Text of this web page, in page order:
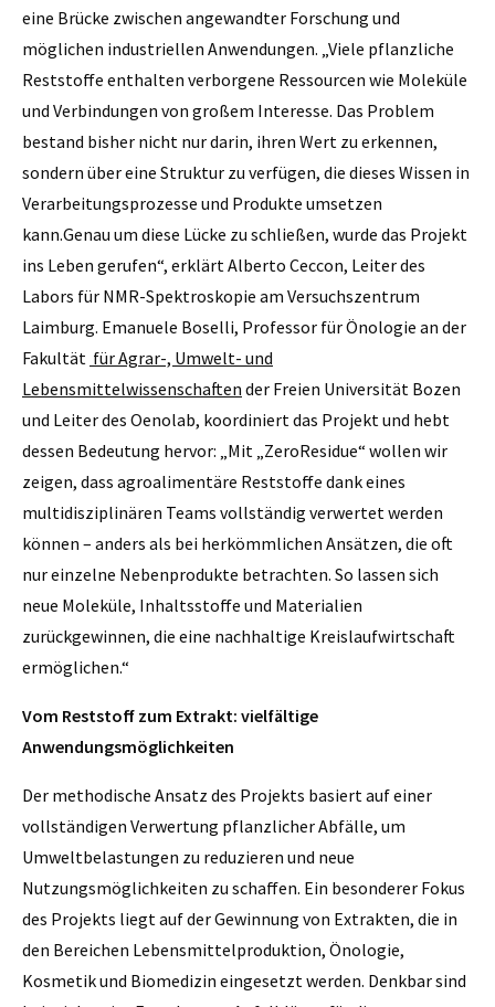
eine Brücke zwischen angewandter Forschung und
möglichen industriellen Anwendungen. „Viele pflanzliche
Reststoffe enthalten verborgene Ressourcen wie Moleküle
und Verbindungen von großem Interesse. Das Problem
bestand bisher nicht nur darin, ihren Wert zu erkennen,
sondern über eine Struktur zu verfügen, die dieses Wissen in
Verarbeitungsprozesse und Produkte umsetzen
kann.Genau um diese Lücke zu schließen, wurde das Projekt
ins Leben gerufen“, erklärt Alberto Ceccon, Leiter des
Labors für NMR-Spektroskopie am Versuchszentrum
Laimburg. Emanuele Boselli, Professor für Önologie an der
Fakultät für Agrar-, Umwelt- und
Lebensmittelwissenschaften der Freien Universität Bozen
und Leiter des Oenolab, koordiniert das Projekt und hebt
dessen Bedeutung hervor: „Mit „ZeroResidue“ wollen wir
zeigen, dass agroalimentäre Reststoffe dank eines
multidisziplinären Teams vollständig verwertet werden
können – anders als bei herkömmlichen Ansätzen, die oft
nur einzelne Nebenprodukte betrachten. So lassen sich
neue Moleküle, Inhaltsstoffe und Materialien
zurückgewinnen, die eine nachhaltige Kreislaufwirtschaft
ermöglichen.“
Vom Reststoff zum Extrakt: vielfältige
Anwendungsmöglichkeiten
Der methodische Ansatz des Projekts basiert auf einer
vollständigen Verwertung pflanzlicher Abfälle, um
Umweltbelastungen zu reduzieren und neue
Nutzungsmöglichkeiten zu schaffen. Ein besonderer Fokus
des Projekts liegt auf der Gewinnung von Extrakten, die in
den Bereichen Lebensmittelproduktion, Önologie,
Kosmetik und Biomedizin eingesetzt werden. Denkbar sind